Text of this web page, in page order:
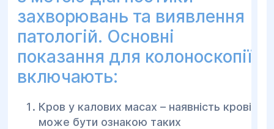
захворювань та виявлення
патологій. Основні
показання для колоноскопії
включають:
Кров у калових масах – наявність крові
може бути ознакою таких